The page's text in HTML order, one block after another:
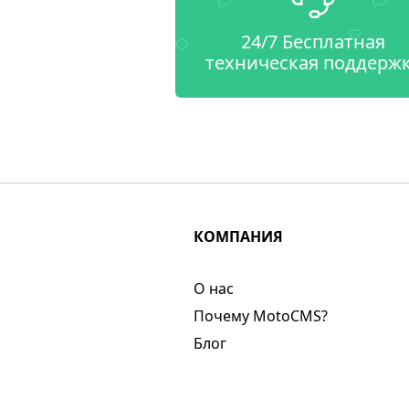
24/7 Бесплатная
техническая
КОМПАНИЯ
О нас​
Почему MotoCMS?
Блог